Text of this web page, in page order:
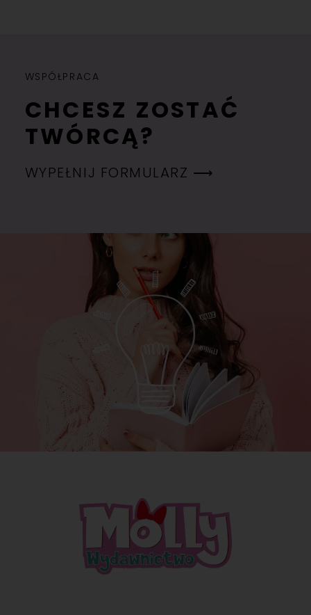
WSPÓŁPRACA
CHCESZ ZOSTAĆ
TWÓRCĄ?
WYPEŁNIJ FORMULARZ ⟶